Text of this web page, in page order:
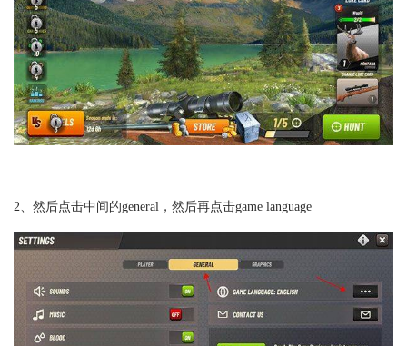
2、然后点击中间的general，然后再点击game language